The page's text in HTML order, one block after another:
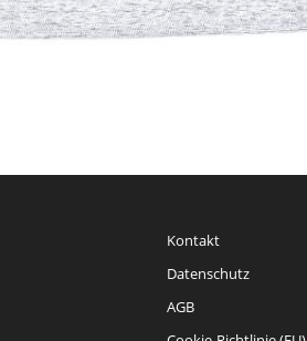
Kontakt
Datenschutz
AGB